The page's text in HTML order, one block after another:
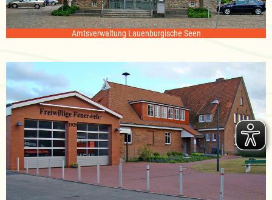
Amtsverwaltung Lauenburgische Seen